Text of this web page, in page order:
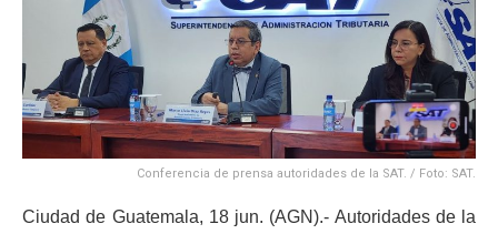
Conferencia de prensa autoridades de la SAT. / Foto: SAT.
Ciudad de Guatemala, 18 jun. (AGN).- Autoridades de la